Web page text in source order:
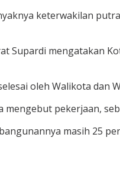
keterwakilan
Supardi mengatakan
oleh Walikota dan
mengebut pekerjaan,
masih 25